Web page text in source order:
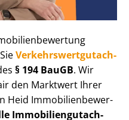
Ver­kehrs­wert­gut­ach­
§ 194 BauGB. Wir
den Marktwert Ihrer
Heid Im­mo­bi­li­en­be­wer­
Im­mo­bi­li­en­gut­ach­